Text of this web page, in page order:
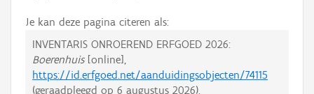
Je kan deze pagina citeren als:
INVENTARIS ONROEREND ERFGOED 2026:
Boerenhuis[online],
https://id.erfgoed.net/aanduidingsobjecten/74115
(geraadpleegd op 6 augustus 2026).